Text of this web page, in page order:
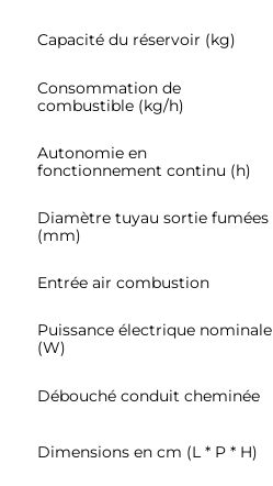
Capacité du réservoir (kg)
Consommation de
combustible (kg/h)
Autonomie en
fonctionnement continu (h)
Diamètre tuyau sortie fumées
(mm)
Entrée air combustion
Puissance électrique nominale
(W)
Débouché conduit cheminée
Dimensions en cm (L * P * H)